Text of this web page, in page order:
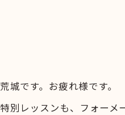
荒城です。お疲れ様です。
特別レッスンも、フォーメ